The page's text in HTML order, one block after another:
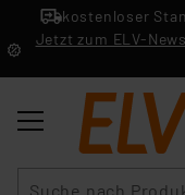
kostenloser
Jetzt zum ELV-